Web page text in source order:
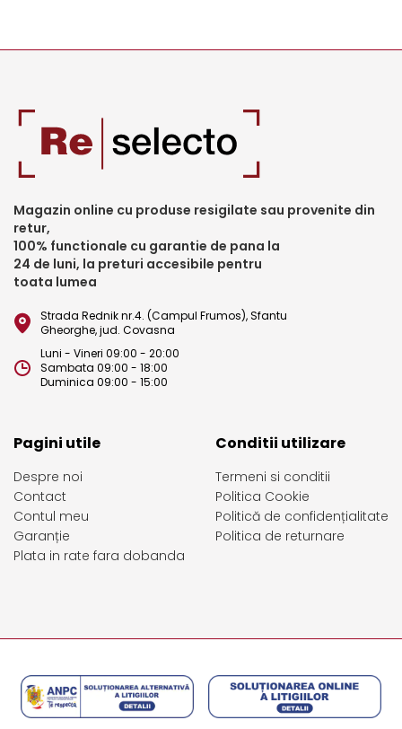
Magazin online cu produse resigilate sau provenite din
retur,
100% functionale cu garantie de pana la
24 de luni, la preturi accesibile pentru
toata lumea
Strada Rednik nr.4. (Campul Frumos), Sfantu
Gheorghe, jud. Covasna
Luni - Vineri 09:00 - 20:00
Sambata 09:00 - 18:00
Duminica 09:00 - 15:00
Pagini utile
Despre noi
Contact
Contul meu
Garanție
Plata in rate fara dobanda
Conditii utilizare
Termeni si conditii
Politica Cookie
Politică de confidențialitate
Politica de returnare